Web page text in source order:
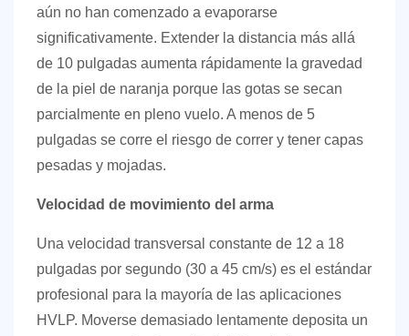
aún no han comenzado a evaporarse
significativamente. Extender la distancia más allá
de 10 pulgadas aumenta rápidamente la gravedad
de la piel de naranja porque las gotas se secan
parcialmente en pleno vuelo. A menos de 5
pulgadas se corre el riesgo de correr y tener capas
pesadas y mojadas.
Velocidad de movimiento del arma
Una velocidad transversal constante de 12 a 18
pulgadas por segundo (30 a 45 cm/s) es el estándar
profesional para la mayoría de las aplicaciones
HVLP. Moverse demasiado lentamente deposita un